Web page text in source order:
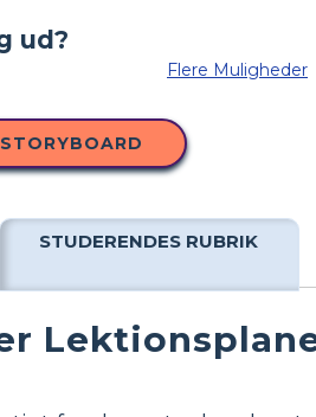
Flere Muligheder
STUDERENDES RUBRIK